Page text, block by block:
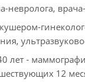
невролога,
лет -
12